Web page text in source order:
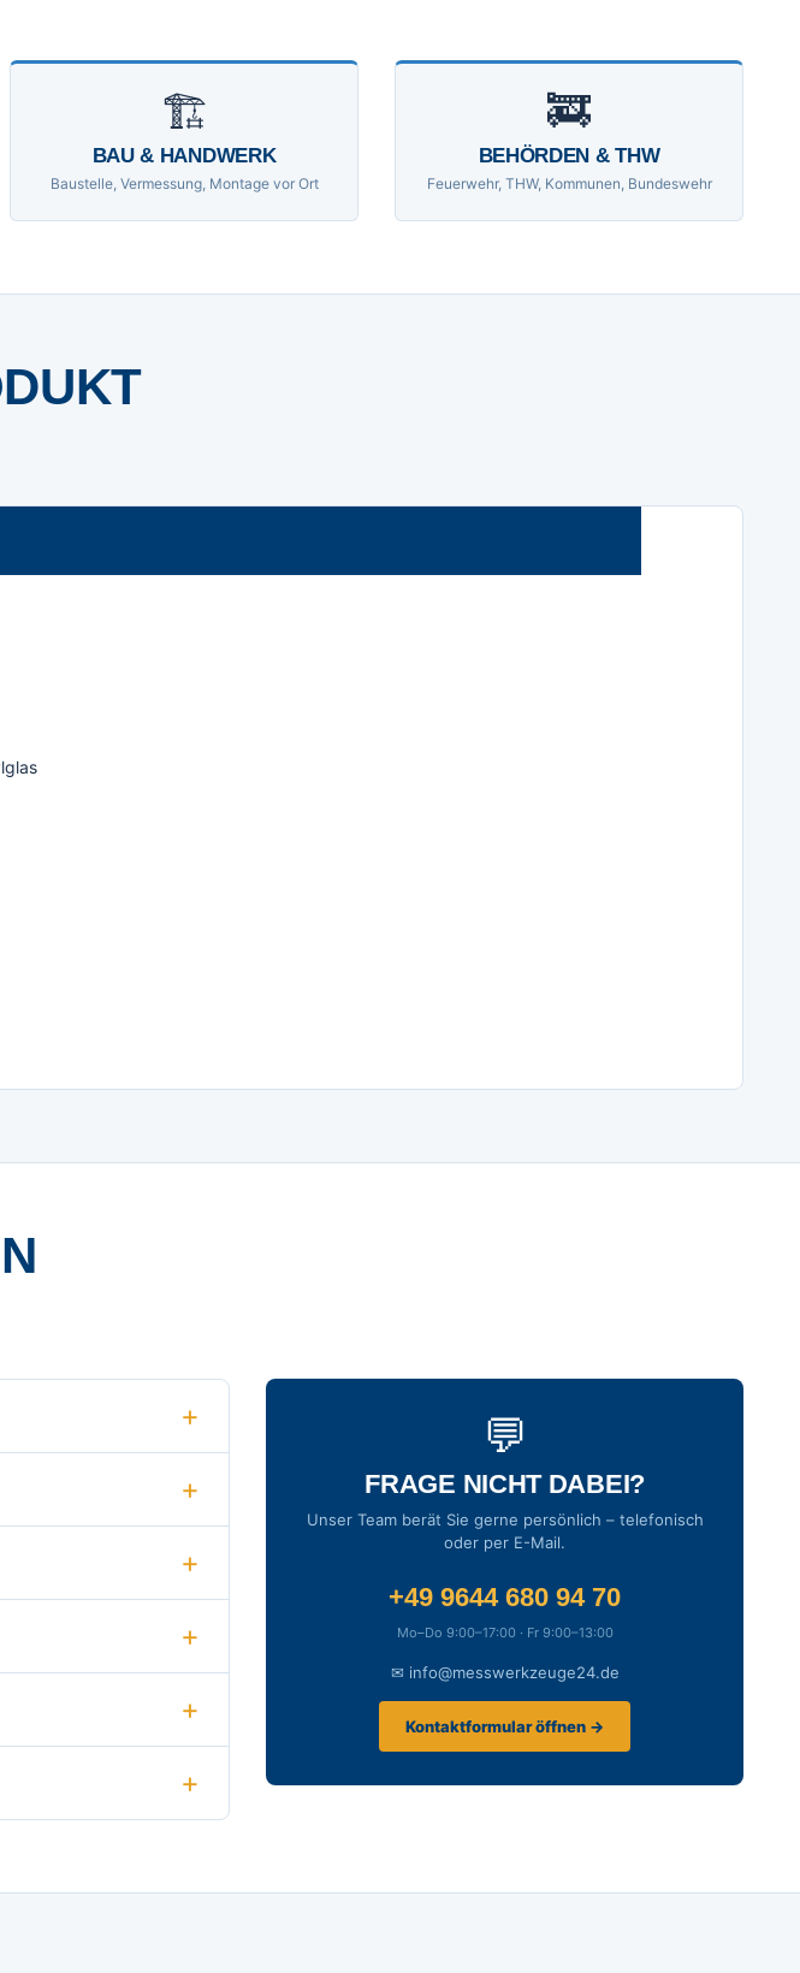
🏗
BAU & HANDWERK
Baustelle, Vermessung, Montage vor Ort
🚒
BEHÖRDEN & THW
Feuerwehr, THW, Kommunen, Bundeswehr
💬
FRAGE NICHT DABEI?
Unser Team berät Sie gerne persönlich – telefonisch
oder per E-Mail.
+49 9644 680 94 70
Mo–Do 9:00–17:00 · Fr 9:00–13:00
✉ info@messwerkzeuge24.de
Kontaktformular öffnen →